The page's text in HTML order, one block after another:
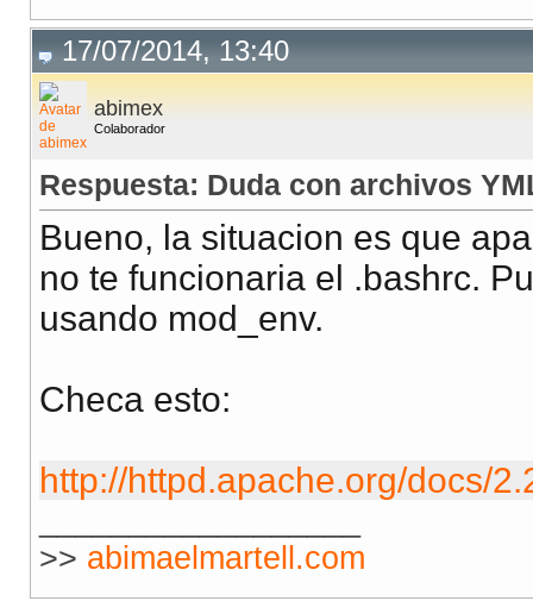
17/07/2014, 13:40
abimex
Colaborador
Respuesta: Duda con archivos
Bueno, la situacion es que
no te funcionaria el .bashrc.
usando mod_env.
Checa esto:
http://httpd.apache.org/docs/
>> abimaelmartell.com